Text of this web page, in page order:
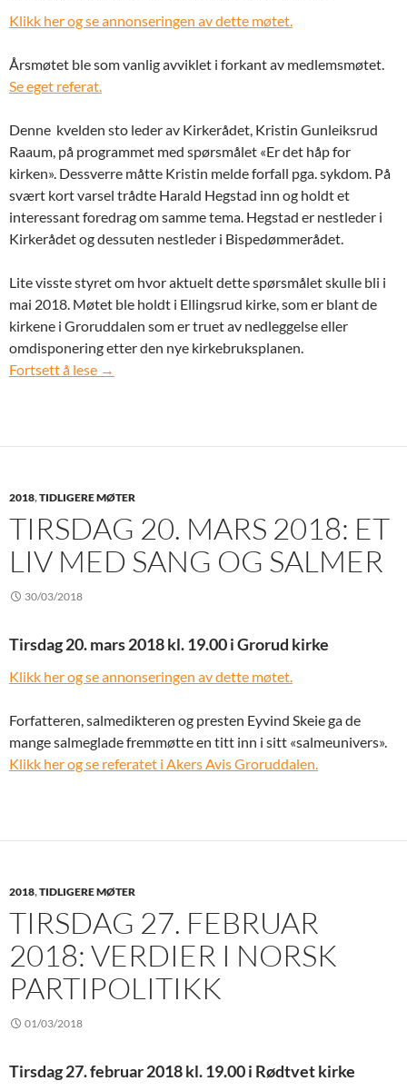
Klikk her og se annonseringen av dette møtet.
Årsmøtet ble som vanlig avviklet i forkant av medlemsmøtet.
Se eget referat.
Denne kvelden sto leder av Kirkerådet, Kristin Gunleiksrud
Raaum, på programmet med spørsmålet «Er det håp for
kirken». Dessverre måtte Kristin melde forfall pga. sykdom. På
svært kort varsel trådte Harald Hegstad inn og holdt et
interessant foredrag om samme tema. Hegstad er nestleder i
Kirkerådet og dessuten nestleder i Bispedømmerådet.
Lite visste styret om hvor aktuelt dette spørsmålet skulle bli i
mai 2018. Møtet ble holdt i Ellingsrud kirke, som er blant de
kirkene i Groruddalen som er truet av nedleggelse eller
omdisponering etter den nye kirkebruksplanen.
Fortsett å lese Tirsdag 8. mai 2018: Er det håp for kirken?
→
2018,TIDLIGERE MØTER
TIRSDAG 20. MARS 2018: ET
LIV MED SANG OG SALMER
30/03/2018
Tirsdag 20. mars 2018 kl. 19.00 i Grorud kirke
Klikk her og se annonseringen av dette møtet.
Forfatteren, salmedikteren og presten Eyvind Skeie ga de
mange salmeglade fremmøtte en titt inn i sitt «salmeunivers».
Klikk her og se referatet i Akers Avis Groruddalen.
2018,TIDLIGERE MØTER
TIRSDAG 27. FEBRUAR
2018: VERDIER I NORSK
PARTIPOLITIKK
01/03/2018
Tirsdag 27. februar 2018 kl. 19.00 i Rødtvet kirke